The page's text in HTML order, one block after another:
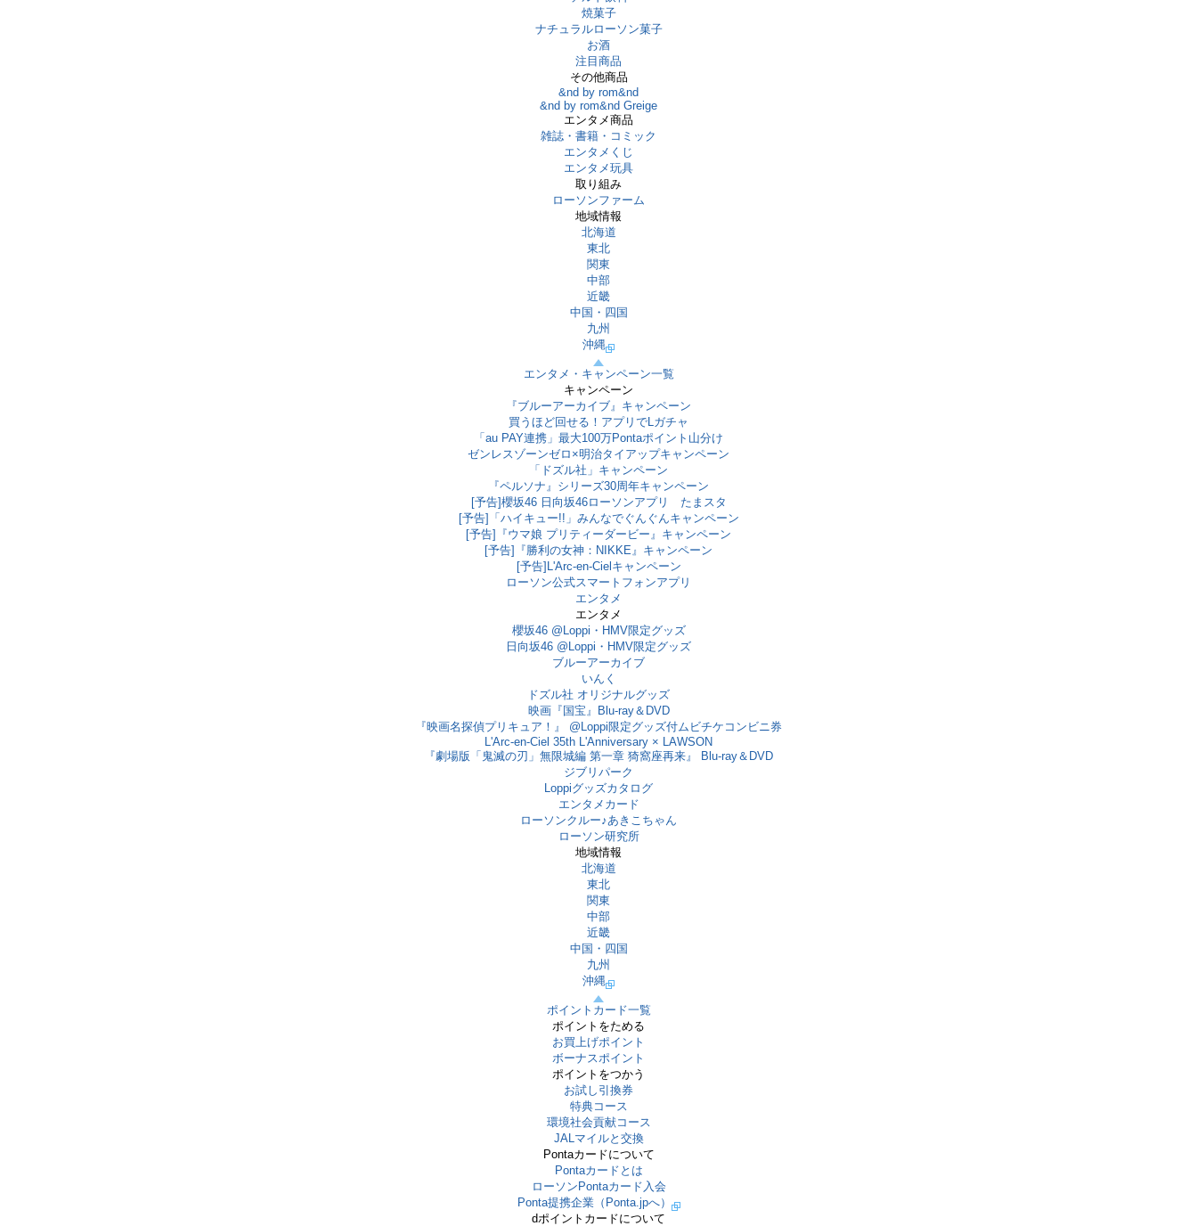
焼菓子
ナチュラルローソン菓子
お酒
注目商品
その他商品
&nd by rom&nd
&nd by rom&nd Greige
エンタメ商品
雑誌・書籍・コミック
エンタメくじ
エンタメ玩具
取り組み
ローソンファーム
地域情報
北海道
東北
関東
中部
近畿
中国・四国
九州
沖縄
エンタメ・キャンペーン一覧
キャンペーン
『ブルーアーカイブ』キャンペーン
買うほど回せる！アプリでLガチャ
「au PAY連携」最大100万Pontaポイント山分け
ゼンレスゾーンゼロ×明治タイアップキャンペーン
「ドズル社」キャンペーン
『ペルソナ』シリーズ30周年キャンペーン
[予告]櫻坂46 日向坂46ローソンアプリ たまスタ
[予告]「ハイキュー!!」みんなでぐんぐんキャンペーン
[予告]『ウマ娘 プリティーダービー』キャンペーン
[予告]『勝利の女神：NIKKE』キャンペーン
[予告]L'Arc-en-Cielキャンペーン
ローソン公式スマートフォンアプリ
エンタメ
エンタメ
櫻坂46 @Loppi・HMV限定グッズ
日向坂46 @Loppi・HMV限定グッズ
ブルーアーカイブ
いんく
ドズル社 オリジナルグッズ
映画『国宝』Blu-ray＆DVD
『映画名探偵プリキュア！』 @Loppi限定グッズ付ムビチケコンビニ券
L'Arc-en-Ciel 35th L'Anniversary × LAWSON
『劇場版「鬼滅の刃」無限城編 第一章 猗窩座再来』 Blu-ray＆DVD
ジブリパーク
Loppiグッズカタログ
エンタメカード
ローソンクルー♪あきこちゃん
ローソン研究所
地域情報
北海道
東北
関東
中部
近畿
中国・四国
九州
沖縄
ポイントカード一覧
ポイントをためる
お買上げポイント
ボーナスポイント
ポイントをつかう
お試し引換券
特典コース
環境社会貢献コース
JALマイルと交換
Pontaカードについて
Pontaカードとは
ローソンPontaカード入会
Ponta提携企業（Ponta.jpへ）
dポイントカードについて